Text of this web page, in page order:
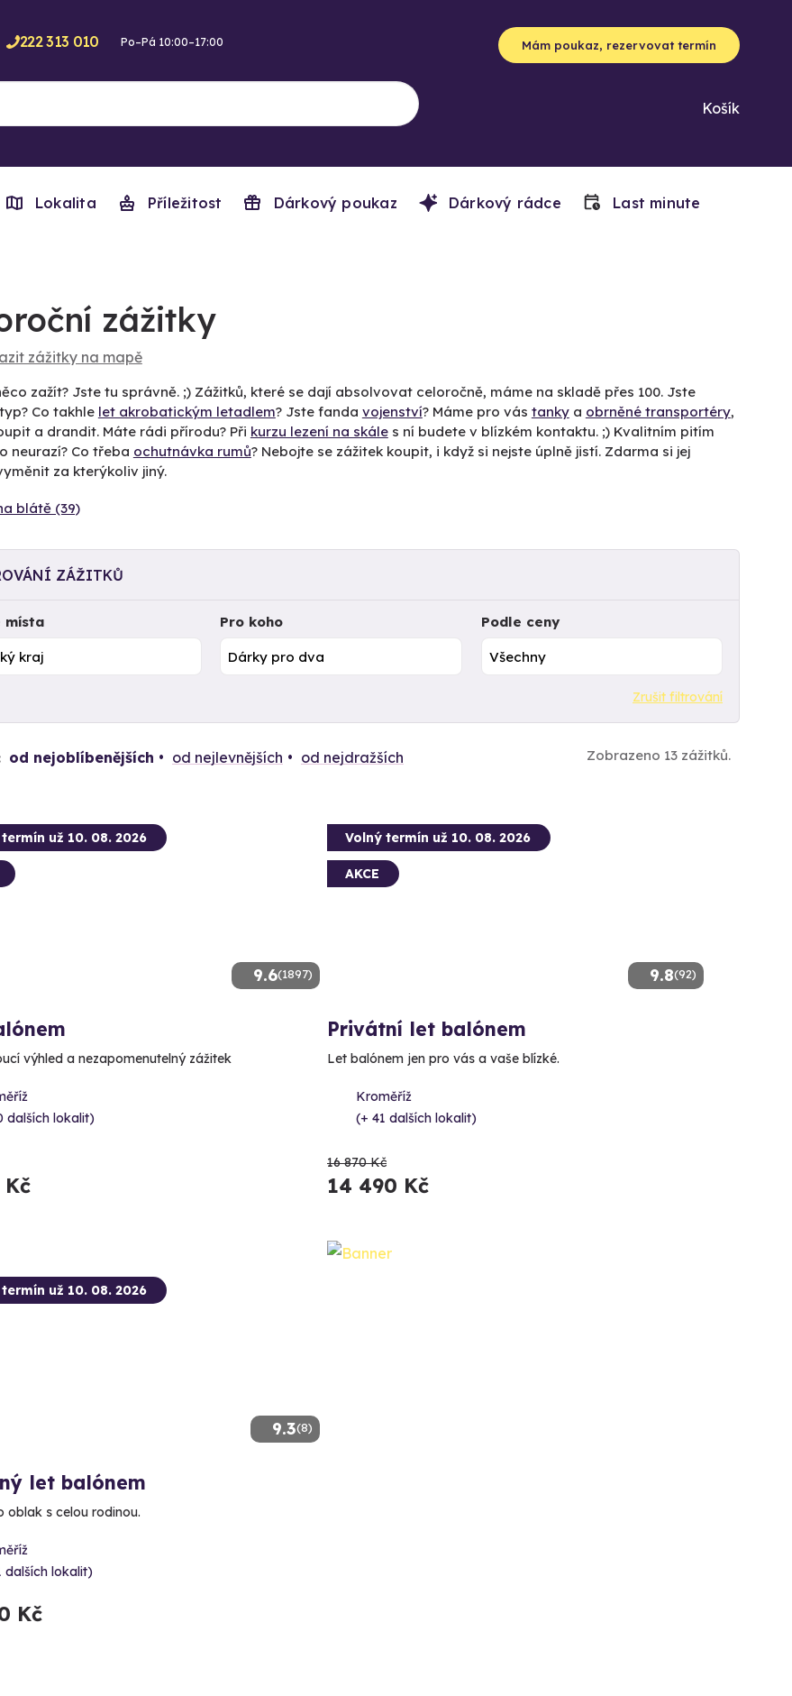
222 313 010 Po–Pá 10:00–17:00 Mám poukaz, rezervovat termín
Košík
Lokalita Příležitost Dárkový poukaz Dárkový rádce Last minute
zážitky
zážitky na mapě
zažít? Jste tu správně. ;) Zážitků, které se dají absolvovat celoročně, máme na skladě přes 100. Jste
Co takhle let akrobatickým letadlem? Jste fanda vojenství? Máme pro vás tankya obrněné transportéry,
a drandit. Máte rádi přírodu? Při kurzu lezení na skáles ní budete v blízkém kontaktu. ;) Kvalitním pitím
neurazí? Co třeba ochutnávka rumů? Nebojte se zážitek koupit, i když si nejste úplně jistí. Zdarma si jej
za kterýkoliv jiný.
blátě (39)
ZÁŽITKŮ
místa Pro koho Podle ceny
Zrušit filtrování
od nejoblíbenějších od nejlevnějších od nejdražších Zobrazeno 13 zážitků.
9.6(1897)
už 10. 08. 2026
výhled a nezapomenutelný zážitek
dalších lokalit)
Kč
9.8(92)
Volný termín už 10. 08. 2026
AKCE
Privátní let balónem
Let balónem jen pro vás a vaše blízké.
Kroměříž
(+ 41 dalších lokalit)
16 870 Kč
14 490 Kč
9.3(8)
už 10. 08. 2026
let balónem
oblak s celou rodinou.
dalších lokalit)
Kč